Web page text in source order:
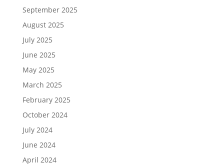
September 2025
August 2025
July 2025
June 2025
May 2025
March 2025
February 2025
October 2024
July 2024
June 2024
April 2024